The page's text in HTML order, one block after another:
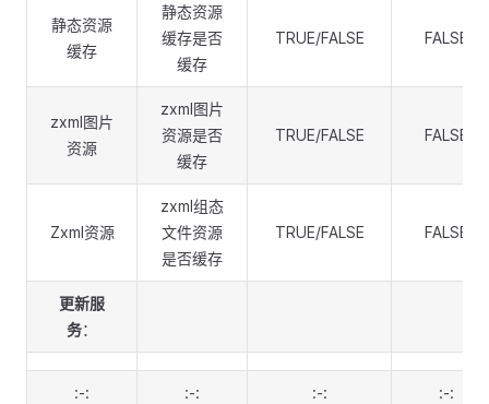
静态资源
缓存
静态资源
缓存是否
缓存
TRUE/FALSE FALSE
zxml图片
资源
zxml图片
资源是否
缓存
TRUE/FALSE FALSE
Zxml资源
zxml组态
文件资源
是否缓存
TRUE/FALSE FALSE
更新服
务：
:-: :-: :-: :-: